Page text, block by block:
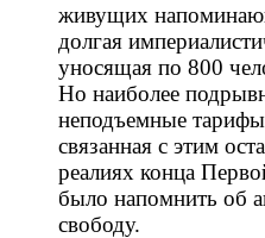
живущих
долгая
уносящая по 800
Но наиболее
неподъемные
связанная с этим
реалиях конца
было напомнить об
свободу.